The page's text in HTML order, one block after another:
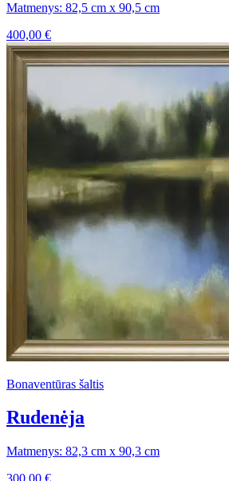
Matmenys: 82,5 cm x 90,5 cm
400,00 €
Bonaventūras šaltis
Rudenėja
Matmenys: 82,3 cm x 90,3 cm